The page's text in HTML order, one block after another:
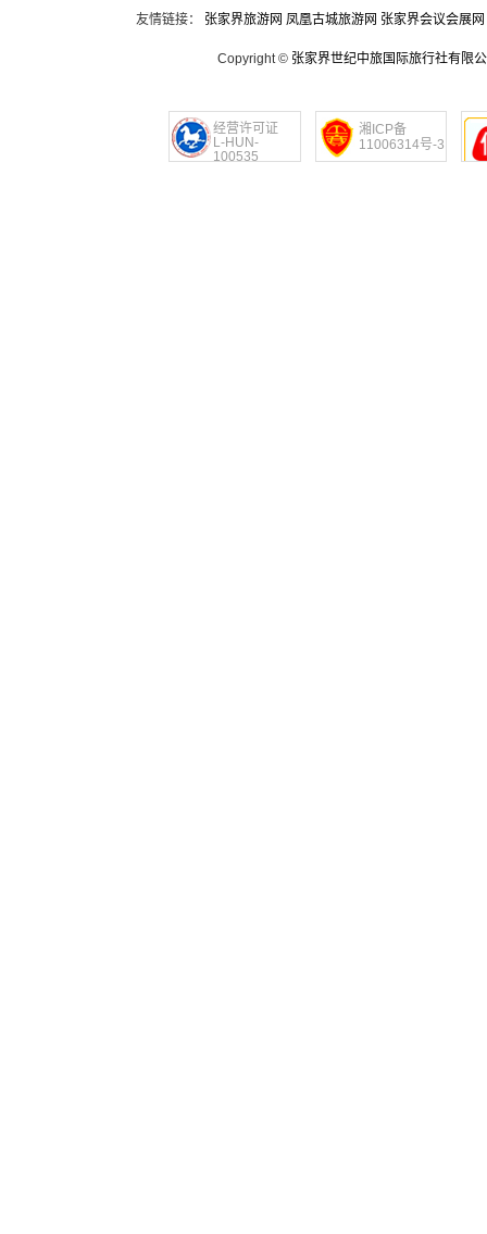
友情链接： 张家界旅游网 凤凰古城旅游网 张家界会议会展网
Copyright © 张家界世纪中旅国际旅行社有限
经营许可证
L-HUN-
100535
湘ICP备
11006314号-3